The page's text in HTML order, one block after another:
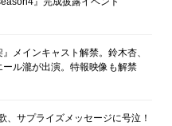
メインキャスト解禁。鈴木杏、
ル瀧が出演。特報映像も解禁
、サプライズメッセージに号泣！